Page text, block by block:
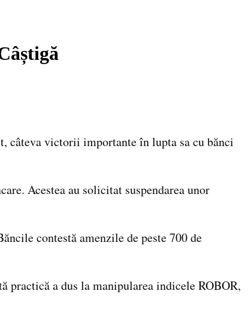
câteva victorii importante în lupta sa cu bănci
Acestea au solicitat suspendarea unor
contestă amenzile de peste 700 de
practică a dus la manipularea indicele ROBOR,